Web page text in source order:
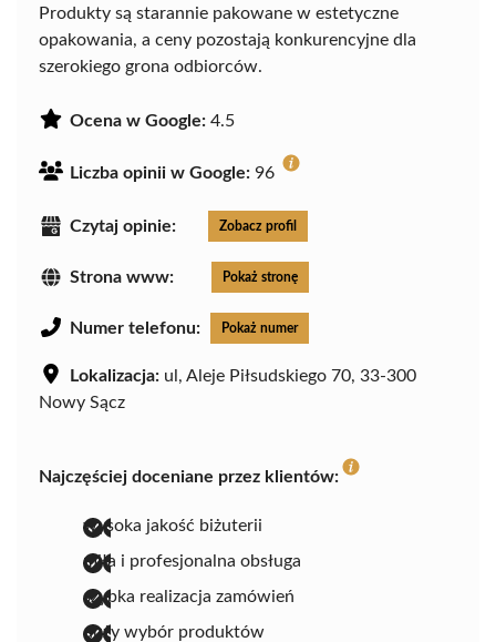
Produkty są starannie pakowane w estetyczne
opakowania, a ceny pozostają konkurencyjne dla
szerokiego grona odbiorców.
Ocena w Google: 4.5
Liczba opinii w Google: 96
Czytaj opinie: Zobacz profil
Strona www: Pokaż stronę
Numer telefonu: Pokaż numer
Lokalizacja: ul, Aleje Piłsudskiego 70, 33-300
Nowy Sącz
Najczęściej doceniane przez klientów:
wysoka jakość biżuterii
miła i profesjonalna obsługa
szybka realizacja zamówień
duży wybór produktów